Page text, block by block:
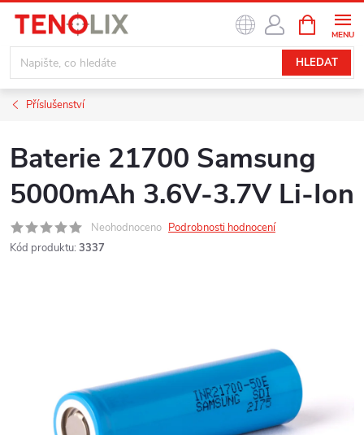
obsah
HLEDAT
NÁKUPNÍ
KOŠÍK
Příslušenství
Baterie 21700 Samsung
5000mAh 3.6V-3.7V Li-Ion
Neohodnoceno Podrobnosti hodnocení
Kód produktu: 3337